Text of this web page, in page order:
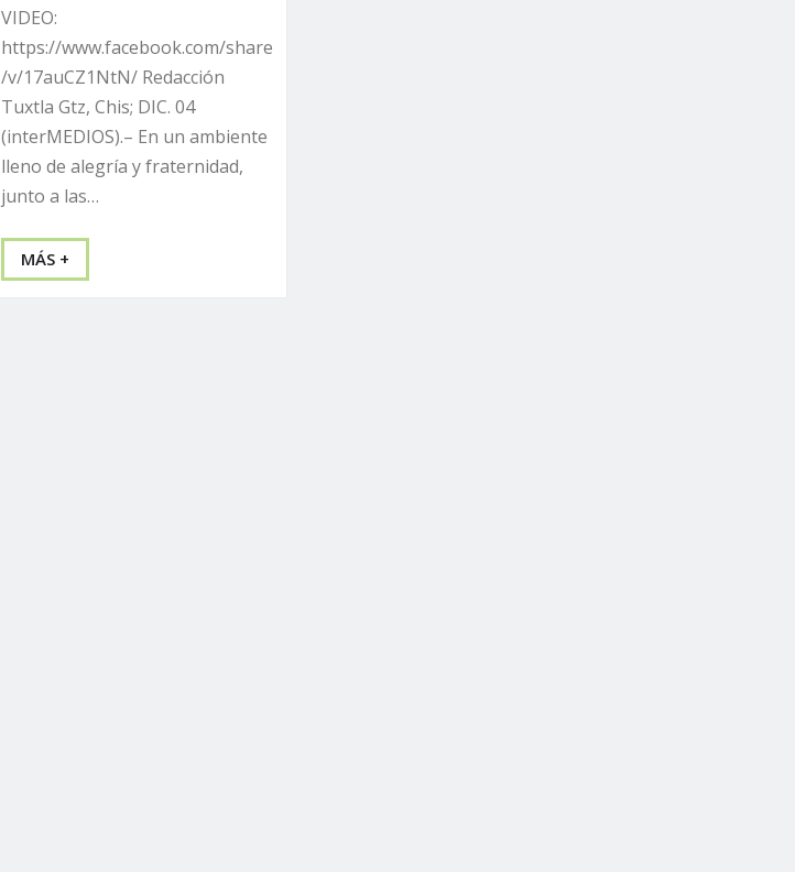
VIDEO:
https://www.facebook.com/share
/v/17auCZ1NtN/ Redacción
Tuxtla Gtz, Chis; DIC. 04
(interMEDIOS).– En un ambiente
lleno de alegría y fraternidad,
junto a las…
MÁS +